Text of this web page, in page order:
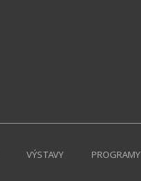
VÝSTAVY PROGRAMY